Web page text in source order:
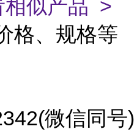
相似产品 >
格、规格等
微信同号)